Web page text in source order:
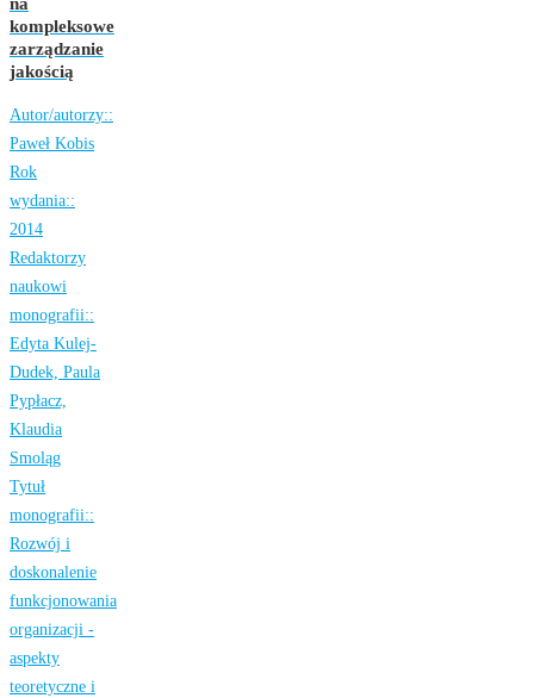
kompleksowe
zarządzanie
jakością
Autor/autorzy::
Paweł Kobis
Rok
wydania::
2014
Redaktorzy
naukowi
monografii::
Edyta Kulej-
Dudek, Paula
Pypłacz,
Klaudia
Smoląg
Tytuł
monografii::
Rozwój i
doskonalenie
funkcjonowania
organizacji -
aspekty
teoretyczne i